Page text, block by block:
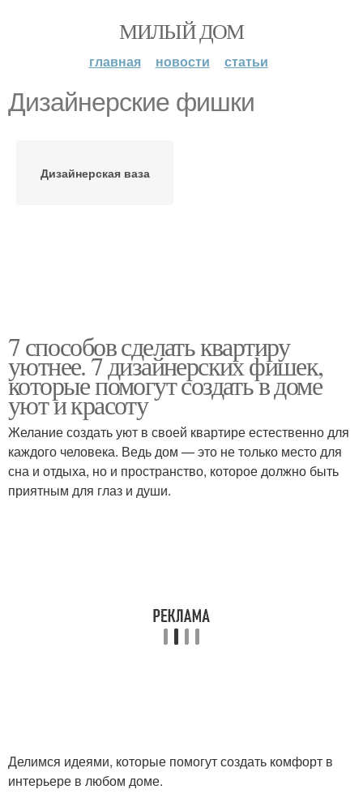
МИЛЫЙ ДОМ
главная новости статьи
Дизайнерские фишки
Дизайнерская ваза
7 способов сделать квартиру
уютнее. 7 дизайнерских фишек,
которые помогут создать в доме
уют и красоту
Желание создать уют в своей квартире естественно для
каждого человека. Ведь дом — это не только место для
сна и отдыха, но и пространство, которое должно быть
приятным для глаз и души.
Делимся идеями, которые помогут создать комфорт в
интерьере в любом доме.